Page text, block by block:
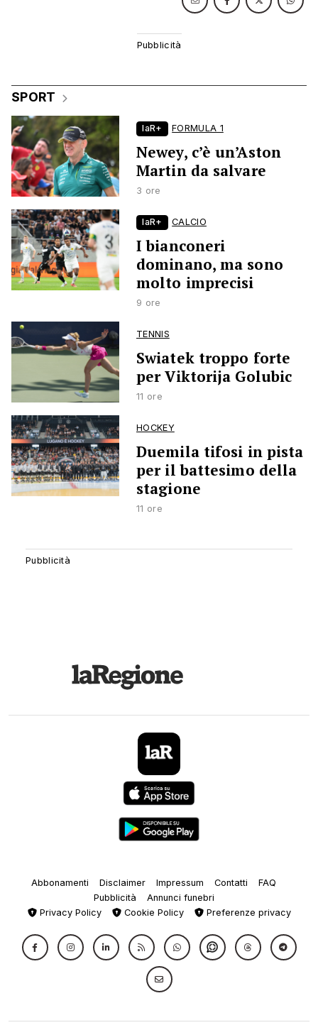
SPORT
laR+ FORMULA 1
Newey, c’è un’Aston
Martin da salvare
3 ore
laR+ CALCIO
I bianconeri
dominano, ma sono
molto imprecisi
9 ore
TENNIS
Swiatek troppo forte
per Viktorija Golubic
11 ore
HOCKEY
Duemila tifosi in pista
per il battesimo della
stagione
11 ore
Abbonamenti Disclaimer Impressum Contatti
FAQ
Pubblicità
Annunci funebri
Privacy Policy
Cookie Policy Preferenze privacy